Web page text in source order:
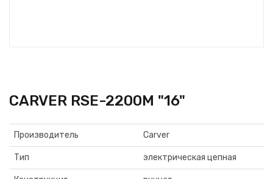
CARVER RSE-2200М "16"
Производитель Carver
Тип электрическая цепная